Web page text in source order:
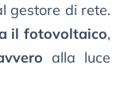
gestore di rete.
il fotovoltaico,
alla luce